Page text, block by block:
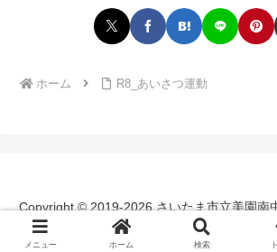
ホーム R8_あいさつ運動
Copyright © 2019-2026 さいたま市立美園南
Reserved.
メニュー ホーム 検索